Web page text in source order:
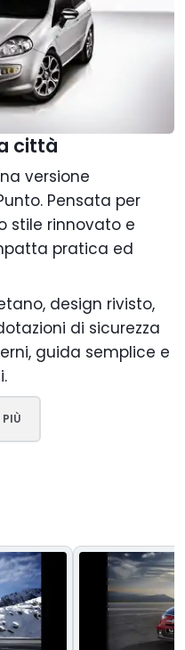
città
versione
Pensata per
stile rinnovato e
pratica ed
design rivisto,
di sicurezza
guida semplice e